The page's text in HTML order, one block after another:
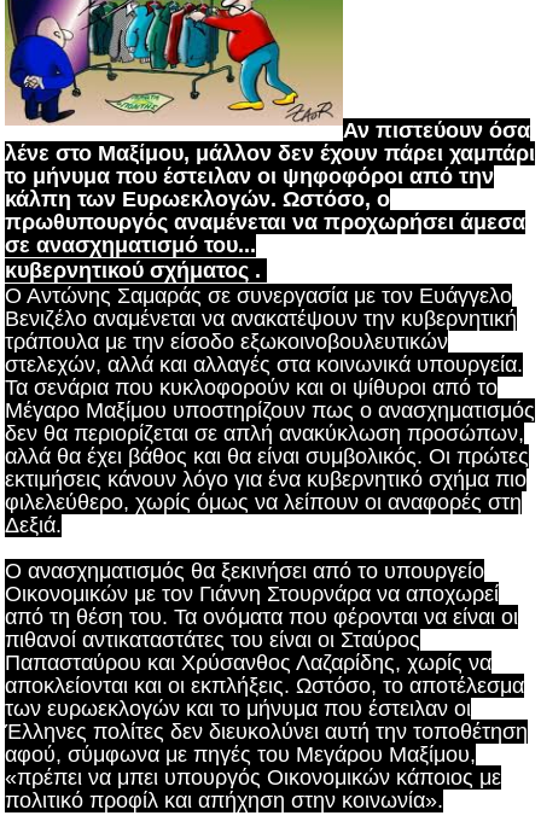
Αν πιστεύουν όσα
λένε στο Μαξίμου, μάλλον δεν έχουν πάρει χαμπάρι
το μήνυμα που έστειλαν οι ψηφοφόροι από την
κάλπη των Ευρωεκλογών. Ωστόσο, ο
πρωθυπουργός αναμένεται να προχωρήσει άμεσα
σε ανασχηματισμό του...
κυβερνητικού σχήματος .
Ο Αντώνης Σαμαράς σε συνεργασία με τον Ευάγγελο
Βενιζέλο αναμένεται να ανακατέψουν την κυβερνητική
τράπουλα με την είσοδο εξωκοινοβουλευτικών
στελεχών, αλλά και αλλαγές στα κοινωνικά υπουργεία.
Τα σενάρια που κυκλοφορούν και οι ψίθυροι από το
Μέγαρο Μαξίμου υποστηρίζουν πως ο ανασχηματισμός
δεν θα περιορίζεται σε απλή ανακύκλωση προσώπων,
αλλά θα έχει βάθος και θα είναι συμβολικός. Οι πρώτες
εκτιμήσεις κάνουν λόγο για ένα κυβερνητικό σχήμα πιο
φιλελεύθερο, χωρίς όμως να λείπουν οι αναφορές στη
Δεξιά.
Ο ανασχηματισμός θα ξεκινήσει από το υπουργείο
Οικονομικών με τον Γιάννη Στουρνάρα να αποχωρεί
από τη θέση του. Τα ονόματα που φέρονται να είναι οι
πιθανοί αντικαταστάτες του είναι οι Σταύρος
Παπασταύρου και Χρύσανθος Λαζαρίδης, χωρίς να
αποκλείονται και οι εκπλήξεις. Ωστόσο, το αποτέλεσμα
των ευρωεκλογών και το μήνυμα που έστειλαν οι
Έλληνες πολίτες δεν διευκολύνει αυτή την τοποθέτηση
αφού, σύμφωνα με πηγές του Μεγάρου Μαξίμου,
«πρέπει να μπει υπουργός Οικονομικών κάποιος με
πολιτικό προφίλ και απήχηση στην κοινωνία».